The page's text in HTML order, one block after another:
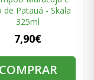
de Patauá - Skala
325ml
7,90€
COMPRAR